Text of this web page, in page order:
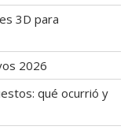
3D para
2026
qué ocurrió y